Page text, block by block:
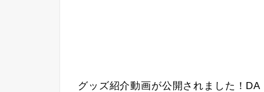
グッズ紹介動画が公開されました！